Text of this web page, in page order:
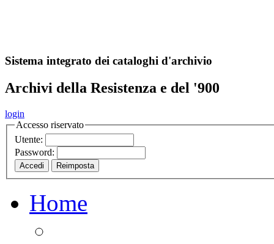
Sistema integrato dei cataloghi d'archivio
Archivi della Resistenza e del '900
login
Accesso riservato
Utente:
Password:
Home